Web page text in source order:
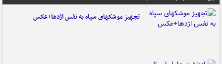
تجهیز موشکهای سپاه به نفس اژدها+عکس